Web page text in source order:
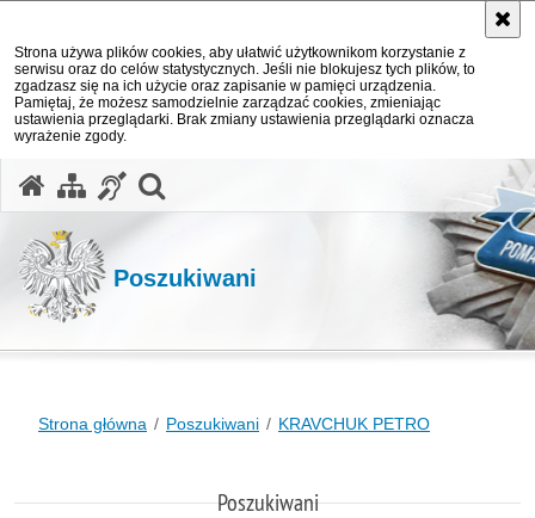
Strona używa plików cookies, aby ułatwić użytkownikom korzystanie z
serwisu oraz do celów statystycznych. Jeśli nie blokujesz tych plików, to
zgadzasz się na ich użycie oraz zapisanie w pamięci urządzenia.
Pamiętaj, że możesz samodzielnie zarządzać cookies, zmieniając
ustawienia przeglądarki. Brak zmiany ustawienia przeglądarki oznacza
wyrażenie zgody.
Poszukiwani
Strona główna Poszukiwani KRAVCHUK PETRO
Poszukiwani